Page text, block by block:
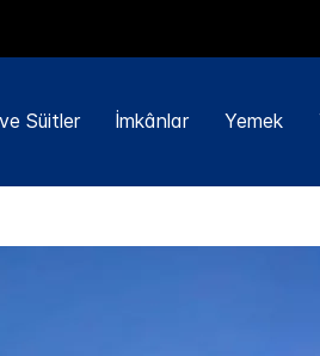
Süitler İmkânlar Yemek